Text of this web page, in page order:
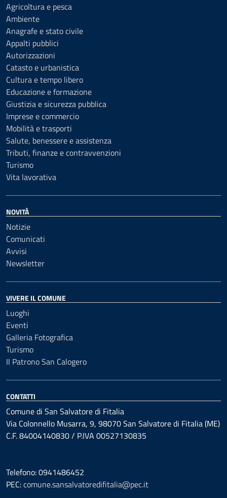
Agricoltura e pesca
Ambiente
Anagrafe e stato civile
Appalti pubblici
Autorizzazioni
Catasto e urbanistica
Cultura e tempo libero
Educazione e formazione
Giustizia e sicurezza pubblica
Imprese e commercio
Mobilità e trasporti
Salute, benessere e assistenza
Tributi, finanze e contravvenzioni
Turismo
Vita lavorativa
NOVITÀ
Notizie
Comunicati
Avvisi
Newsletter
VIVERE IL COMUNE
Luoghi
Eventi
Galleria Fotografica
Turismo
Il Patrono San Calogero
CONTATTI
Comune di San Salvatore di Fitalia
Via Colonnello Musarra, 9, 98070 San Salvatore di Fitalia (ME)
C.F. 84004140830 / P.IVA 00527130835
Telefono: 0941486452
PEC:comune.sansalvatoredifitalia@pec.it